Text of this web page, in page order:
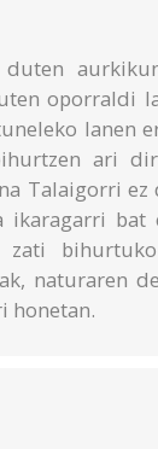
oporraldi
lanen
ari
Talaigorri ez
ikaragarri
zati
naturaren
honetan.